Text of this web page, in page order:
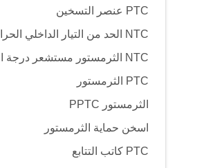
PTC عنصر التسخين
NTC الحد من التيار الداخلي الحرارة
NTC الثرمستور مستشعر درجة الحرارة
PTC الثرمستور
الثرمستور PPTC
اسخن حماية الثرمستور
PTC كاتب التتابع